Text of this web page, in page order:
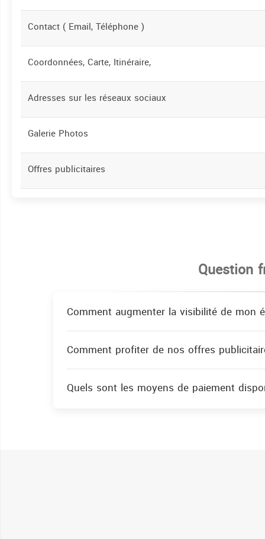
Contact ( Email, Téléphone )
Coordonnées, Carte, Itinéraire,
Adresses sur les réseaux sociaux
Galerie Photos
Offres publicitaires
Question
Comment augmenter la visibilité de mon
Comment profiter de nos offres
Quels sont les moyens de paiement